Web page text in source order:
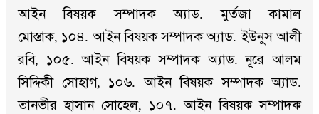
আইন বিষয়ক সম্পাদক অ্যাড. মুর্তজা কামাল
মোস্তাক, ১০৪. আইন বিষয়ক সম্পাদক অ্যাড. ইউনুস আলী
রবি, ১০৫. আইন বিষয়ক সম্পাদক অ্যাড. নূরে আলম
সিদ্দিকী সোহাগ, ১০৬. আইন বিষয়ক সম্পাদক অ্যাড.
তানভীর হাসান সোহেল, ১০৭. আইন বিষয়ক সম্পাদক